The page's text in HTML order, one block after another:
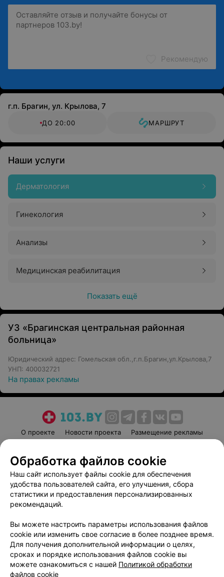
Рекомендую
г.п. Брагин, ул. Крылова, 7
ДО 20:00 МАРШРУТ
Наши услуги
Дерматология
Гинекология
Анализы
Медицинская реабилитация
Показать ещё
УЗ «Брагинская центральная районная
больница»
Юридический адрес: Гомельская обл.,г.п.Брагин,ул.Крылова,7
УНП: 400032721
На правах рекламы
О проекте Новости проекта
Размещение рекламы
Пользовательское соглашение
Способы оплаты
Вакансии
Партнеры
Написать руководителю 103.by
Обработка персональных данных
Обработка файлов cookie
Наш сайт использует файлы cookie для обеспечения
удобства пользователей сайта, его улучшения, сбора
статистики и предоставления персонализированных
рекомендаций.
Вы можете настроить параметры использования файлов
cookie или изменить свое согласие в более позднее время.
Для получения дополнительной информации о целях,
сроках и порядке использования файлов cookie вы
можете ознакомиться с нашей Политикой обработки
файлов cookie